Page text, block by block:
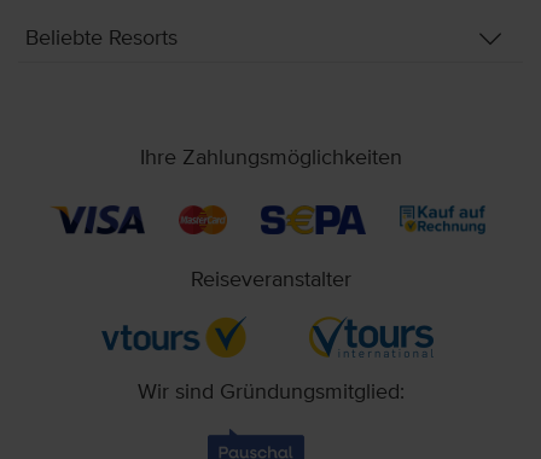
Beliebte Resorts
Ihre Zahlungsmöglichkeiten
Reiseveranstalter
Wir sind Gründungsmitglied: